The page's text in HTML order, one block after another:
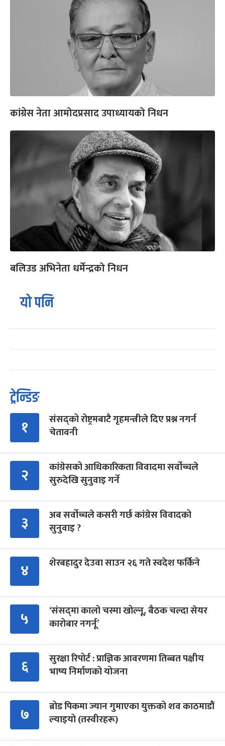
कांग्रेस नेता आमोदप्रसाद उपाध्यायको निधन
बलिउड अभिनेता धर्मेन्द्रको निधन
यो पनि
ट्रेन्डिङ
१
संसद्को रोष्ट्रमबाटै गृहमन्त्रीले दिए प्रश्न नगर्न
चेतावनी
२
कांग्रेसको आधिकारिकता विवादमा सर्वोच्चले
सुरुदेखि सुनुवाइ गर्ने
३
अब सर्वोच्चले कसरी गर्छ कांग्रेस विवादको
सुनुवाइ ?
४ शेरबहादुर देउवा साउन २६ गते स्वदेश फर्किने
५
‘संसद्‍मा कालो चस्मा खोल्नू, बैठक चल्दा सेयर
कारोबार नगर्नू’
६
सुरक्षा रिपोर्ट : प्राज्ञिक आवरणमा तिब्बत पक्षीय
भाष्य निर्माणको योजना
७
ब्रोड पिकमा ज्यान गुमाएका युक्तको शव काठमाडौं
ल्याइयो (तस्वीरहरू)